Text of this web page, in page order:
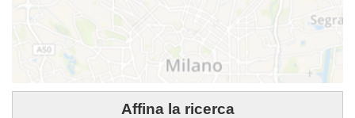
Affina la ricerca